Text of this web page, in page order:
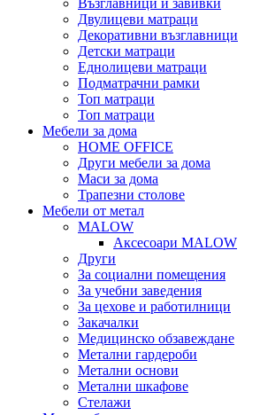
Възглавници и завивки
Двулицеви матраци
Декоративни възглавници
Детски матраци
Еднолицеви матраци
Подматрачни рамки
Топ матраци
Топ матраци
Мебели за дома
HOME OFFICE
Други мебели за дома
Маси за дома
Трапезни столове
Мебели от метал
MALOW
Аксесоари MALOW
Други
За социални помещения
За учебни заведения
За цехове и работилници
Закачалки
Медицинско обзавеждане
Метални гардероби
Метални основи
Метални шкафове
Стелажи